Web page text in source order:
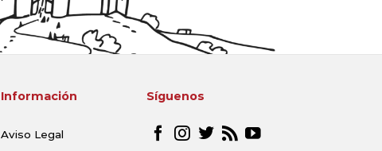
Información
Aviso Legal
Síguenos